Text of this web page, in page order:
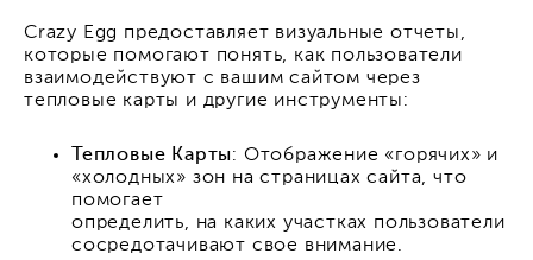
Crazy Egg предоставляет визуальные отчеты,
которые помогают понять, как пользователи
взаимодействуют с вашим сайтом через
тепловые карты и другие инструменты:
Тепловые Карты: Отображение «горячих» и
«холодных» зон на страницах сайта, что
помогает
определить, на каких участках пользователи
сосредотачивают свое внимание.